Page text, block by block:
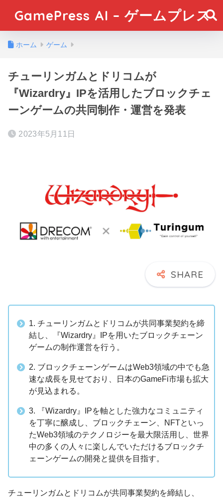
GamePress AI – ゲームプレス
ホーム ゲーム
チューリンガムとドリコムが
『Wizardry』IPを活用したブロックチェ
ーンゲームの共同制作・運営を発表
2023年5月11日
1. チューリンガムとドリコムが共同事業契約を締
結し、『Wizardry』IPを用いたブロックチェーン
ゲームの制作運営を行う。
2. ブロックチェーンゲームはWeb3領域の中でも急
速な成長を見せており、日本のGameFi市場も拡大
が見込まれる。
3. 『Wizardry』IPを軸とした強力なコミュニティ
を丁寧に醸成し、ブロックチェーン、NFTといっ
たWeb3領域のテクノロジーを最大限活用し、世界
中の多くの人々に楽しんでいただけるブロックチ
ェーンゲームの開発と提供を目指す。
チューリンガムとドリコムが共同事業契約を締結し、